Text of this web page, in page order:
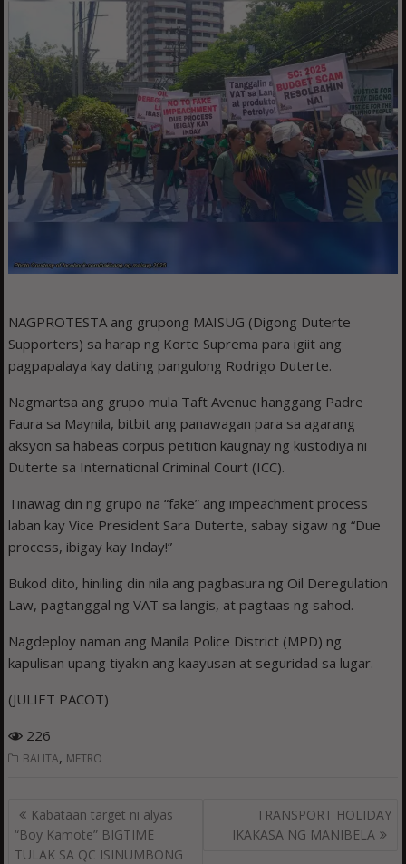
NAGPROTESTA ang grupong MAISUG (Digong Duterte
Supporters) sa harap ng Korte Suprema para igiit ang
pagpapalaya kay dating pangulong Rodrigo Duterte.
Nagmartsa ang grupo mula Taft Avenue hanggang Padre
Faura sa Maynila, bitbit ang panawagan para sa agarang
aksyon sa habeas corpus petition kaugnay ng kustodiya ni
Duterte sa International Criminal Court (ICC).
Tinawag din ng grupo na “fake” ang impeachment process
laban kay Vice President Sara Duterte, sabay sigaw ng “Due
process, ibigay kay Inday!”
Bukod dito, hiniling din nila ang pagbasura ng Oil Deregulation
Law, pagtanggal ng VAT sa langis, at pagtaas ng sahod.
Nagdeploy naman ang Manila Police District (MPD) ng
kapulisan upang tiyakin ang kaayusan at seguridad sa lugar.
(JULIET PACOT)
226
BALITA, METRO
Post
navigation
Kabataan target ni alyas
“Boy Kamote” BIGTIME
TULAK SA QC ISINUMBONG
TRANSPORT HOLIDAY
IKAKASA NG MANIBELA